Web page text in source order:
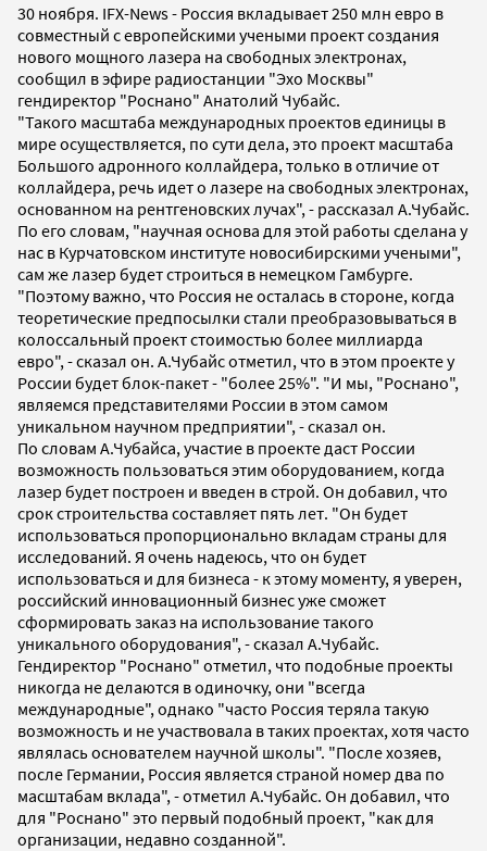
30 ноября. IFX-News - Россия вкладывает 250 млн евро в
совместный с европейскими учеными проект создания
нового мощного лазера на свободных электронах,
сообщил в эфире радиостанции "Эхо Москвы"
гендиректор "Роснано" Анатолий Чубайс.
"Такого масштаба международных проектов единицы в
мире осуществляется, по сути дела, это проект масштаба
Большого адронного коллайдера, только в отличие от
коллайдера, речь идет о лазере на свободных электронах,
основанном на рентгеновских лучах", - рассказал А.Чубайс.
По его словам, "научная основа для этой работы сделана у
нас в Курчатовском институте новосибирскими учеными",
сам же лазер будет строиться в немецком Гамбурге.
"Поэтому важно, что Россия не осталась в стороне, когда
теоретические предпосылки стали преобразовываться в
колоссальный проект стоимостью более миллиарда
евро", - сказал он. А.Чубайс отметил, что в этом проекте у
России будет блок-пакет - "более 25%". "И мы, "Роснано",
являемся представителями России в этом самом
уникальном научном предприятии", - сказал он.
По словам А.Чубайса, участие в проекте даст России
возможность пользоваться этим оборудованием, когда
лазер будет построен и введен в строй. Он добавил, что
срок строительства составляет пять лет. "Он будет
использоваться пропорционально вкладам страны для
исследований. Я очень надеюсь, что он будет
использоваться и для бизнеса - к этому моменту, я уверен,
российский инновационный бизнес уже сможет
сформировать заказ на использование такого
уникального оборудования", - сказал А.Чубайс.
Гендиректор "Роснано" отметил, что подобные проекты
никогда не делаются в одиночку, они "всегда
международные", однако "часто Россия теряла такую
возможность и не участвовала в таких проектах, хотя часто
являлась основателем научной школы". "После хозяев,
после Германии, Россия является страной номер два по
масштабам вклада", - отметил А.Чубайс. Он добавил, что
для "Роснано" это первый подобный проект, "как для
организации, недавно созданной".